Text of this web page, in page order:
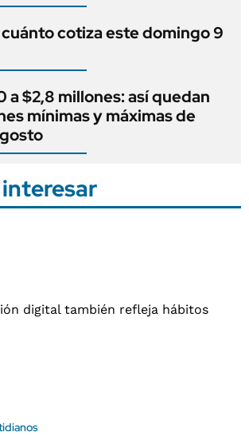
cotiza este domingo 9
a $2,8 millones: así quedan
mínimas y máximas de